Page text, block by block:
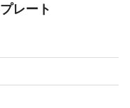
レート